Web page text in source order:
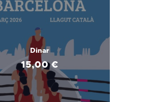
Dinar
15,00 €